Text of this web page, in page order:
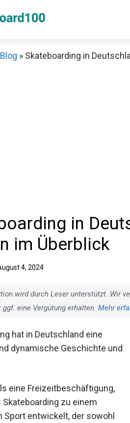
Blog » Skateboarding in
in
im Überblick
4, 2024
wird durch Leser unterstützt. Wir
ggf. eine Vergütung erhalten. Mehr
hat in Deutschland eine
dynamische Geschichte und
eine Freizeitbeschäftigung,
Skateboarding zu einem
Sport entwickelt, der sowohl